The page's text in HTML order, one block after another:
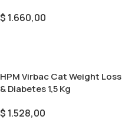
$ 1.660,00
HPM Virbac Cat Weight Loss
& Diabetes 1,5 Kg
$ 1.528,00